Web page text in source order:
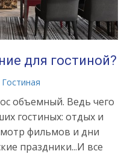
для гостиной?
Гостиная
объемный. Ведь чего
гостиных: отдых и
фильмов и дни
праздники...И все